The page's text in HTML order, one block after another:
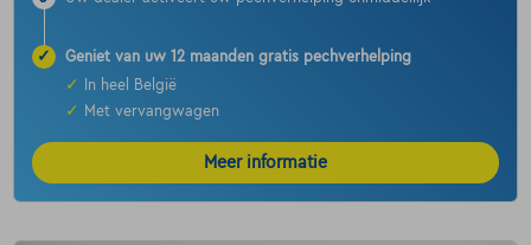
✓
Geniet van uw 12 maanden gratis pechverhelping
✓
In heel België
✓
Met vervangwagen
Meer informatie